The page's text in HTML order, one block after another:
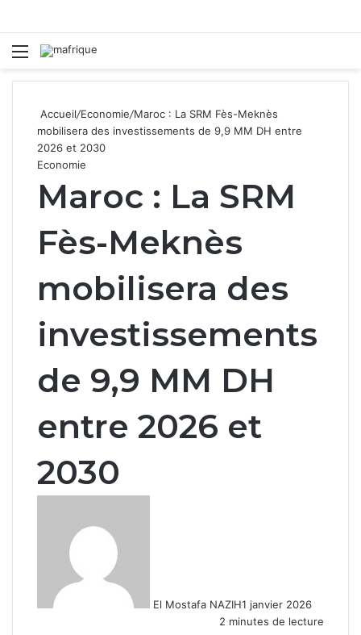
Menu
Accueil/Economie/Maroc : La SRM Fès-Meknès
mobilisera des investissements de 9,9 MM DH entre
2026 et 2030
Economie
Maroc : La SRM
Fès-Meknès
mobilisera des
investissements
de 9,9 MM DH
entre 2026 et
2030
El Mostafa NAZIH1 janvier 2026
2 minutes de lecture